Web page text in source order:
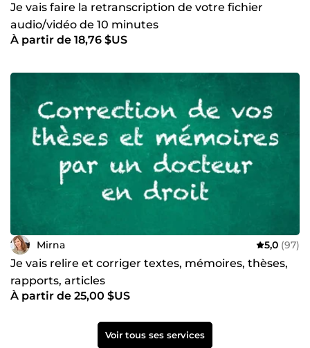
Je vais faire la retranscription de votre fichier
audio/vidéo de 10 minutes
À partir de 18,76 $US
Mirna 5,0 (97)
Je vais relire et corriger textes, mémoires, thèses,
rapports, articles
À partir de 25,00 $US
Voir tous ses services